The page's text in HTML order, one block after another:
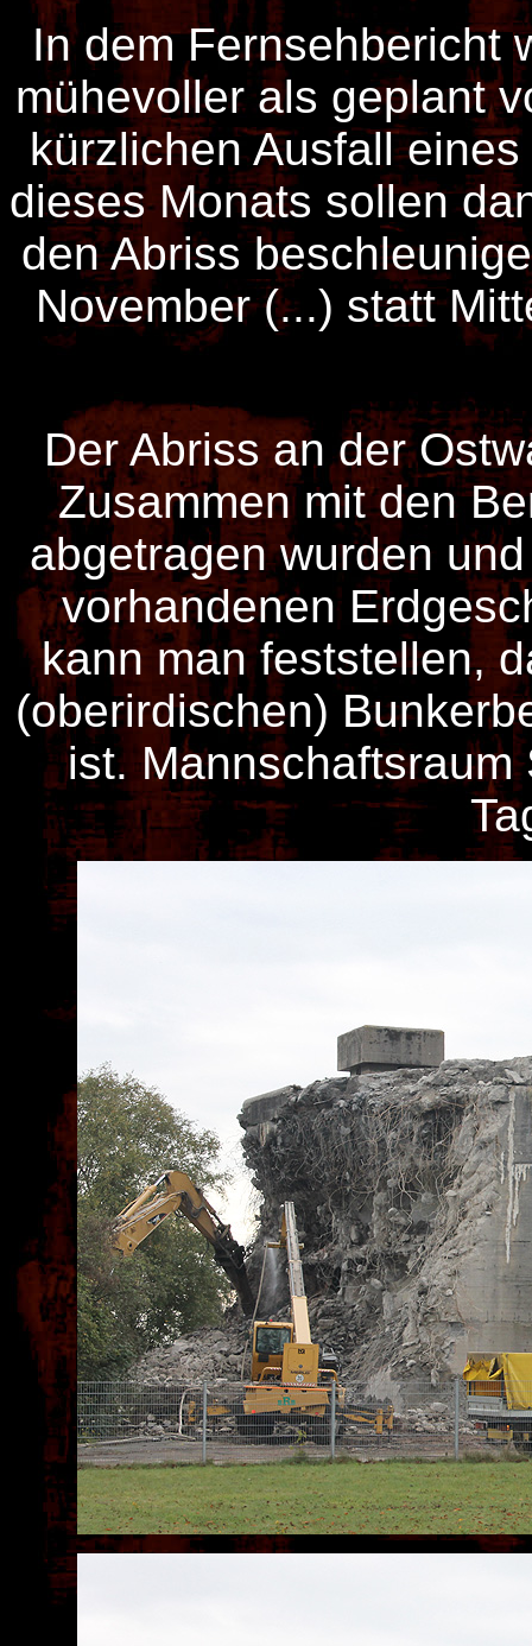
In dem Fernsehbericht
mühevoller als geplant
kürzlichen Ausfall
dieses Monats sollen
den Abriss
November (...) statt
Der Abriss an der
Zusammen mit den
abgetragen wurden
vorhandenen
kann man feststellen,
(oberirdischen)
ist.